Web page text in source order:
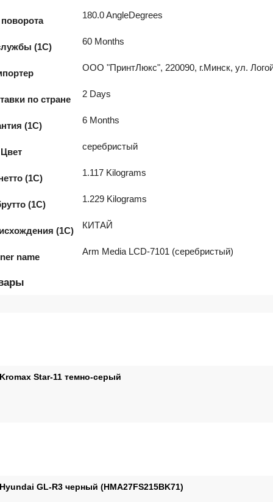
180.0 AngleDegrees
(1С)
60 Months
ООО "ПринтЛюкс", 220090, г.Минск, ул.
по стране
2 Days
(1С)
6 Months
Цвет
серебристый
(1С)
1.117 Kilograms
(1С)
1.229 Kilograms
(1С)
КИТАЙ
name
Arm Media LCD-7101 (серебристый)
Star-11 темно-серый
GL-R3 черный (HMA27FS215BK71)